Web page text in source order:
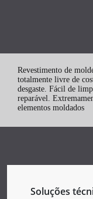
Revestimento de
totalmente livre de
desgaste. Fácil de
reparável.
elementos moldados
Soluções